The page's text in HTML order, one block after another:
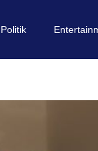
Politik